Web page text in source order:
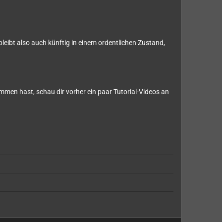
also auch künftig in einem ordentlichen Zustand,
hast, schau dir vorher ein paar Tutorial-Videos an